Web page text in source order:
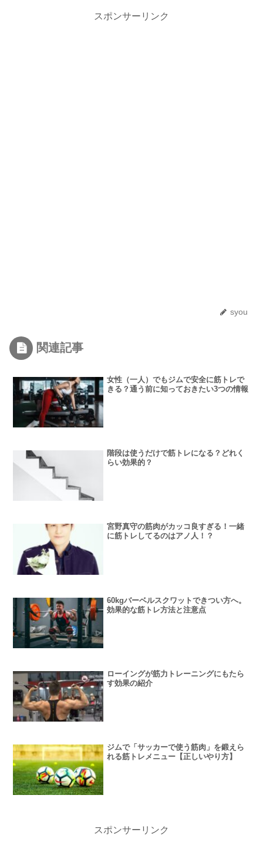
スポンサーリンク
syou
関連記事
女性（一人）でもジムで安全に筋トレで
きる？通う前に知っておきたい3つの情報
階段は使うだけで筋トレになる？どれく
らい効果的？
宮野真守の筋肉がカッコ良すぎる！一緒
に筋トレしてるのはアノ人！？
60kgバーベルスクワットできつい方へ。
効果的な筋トレ方法と注意点
ローイングが筋力トレーニングにもたら
す効果の紹介
ジムで「サッカーで使う筋肉」を鍛えら
れる筋トレメニュー【正しいやり方】
スポンサーリンク